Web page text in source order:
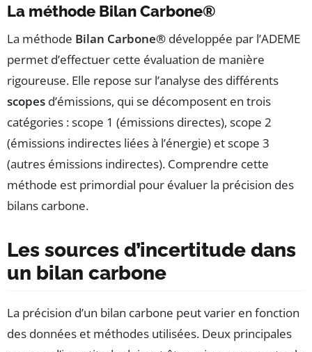
La méthode Bilan Carbone®
La méthode Bilan Carbone® développée par l’ADEME
permet d’effectuer cette évaluation de manière
rigoureuse. Elle repose sur l’analyse des différents
scopes d’émissions, qui se décomposent en trois
catégories : scope 1 (émissions directes), scope 2
(émissions indirectes liées à l’énergie) et scope 3
(autres émissions indirectes). Comprendre cette
méthode est primordial pour évaluer la précision des
bilans carbone.
Les sources d’incertitude dans
un bilan carbone
La précision d’un bilan carbone peut varier en fonction
des données et méthodes utilisées. Deux principales